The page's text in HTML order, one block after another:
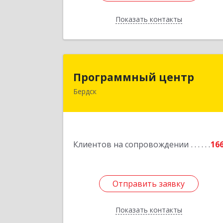
Показать контакты
Назад
Программный центр
Бердск
Клиентов на сопровождении
Отправить заявку
Показать контакты
Программный центр
633004, Новосибирская обл, Бердск г,
Отправить заявку
Назад